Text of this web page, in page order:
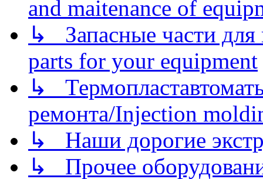
and maitenance of
↳ Запасные части для
parts for your equipment
↳
ремонта/Injection
↳ Наши дорогие
↳ Прочее